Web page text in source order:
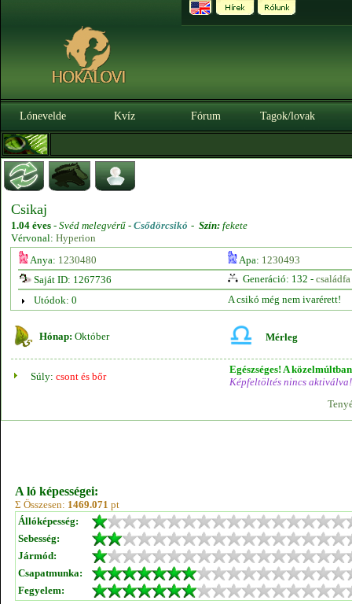
Lónevelde Kvíz Fórum Tagok/lovak
Csikaj
1.04 éves - Svéd melegvérű - Csődörcsikó - Szín: fekete
Vérvonal: Hyperion
Anya: 1230480 Apa: 1230493
Saját ID: 1267736
Generáció: 132 - családfa
Utódok: 0
A csikó még nem ivarérett!
Hónap: Október Mérleg
Súly: csont és bőr
Egészséges! A
Képfeltöltés nincs aktiválva!
A ló képességei:
Σ Összesen: 1469.071 pt
Állóképesség:
Sebesség:
Jármód:
Csapatmunka:
Fegyelem: